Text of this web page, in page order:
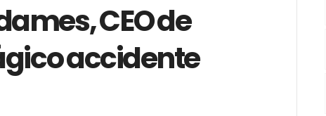
CEO de
accidente